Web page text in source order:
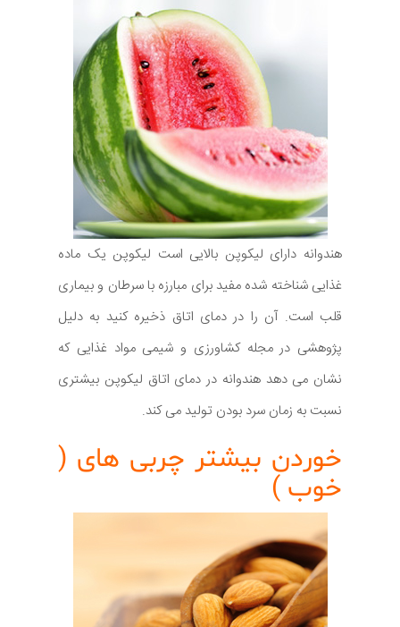
هندوانه دارای لیکوپن بالایی است لیکوپن یک ماده
غذایی شناخته شده مفید برای مبارزه با سرطان و بیماری
قلب است. آن را در دمای اتاق ذخیره کنید به دلیل
پژوهشی در مجله کشاورزی و شیمی مواد غذایی که
نشان می دهد هندوانه در دمای اتاق لیکوپن بیشتری
نسبت به زمان سرد بودن تولید می کند.
خوردن بیشتر چربی های (
خوب )